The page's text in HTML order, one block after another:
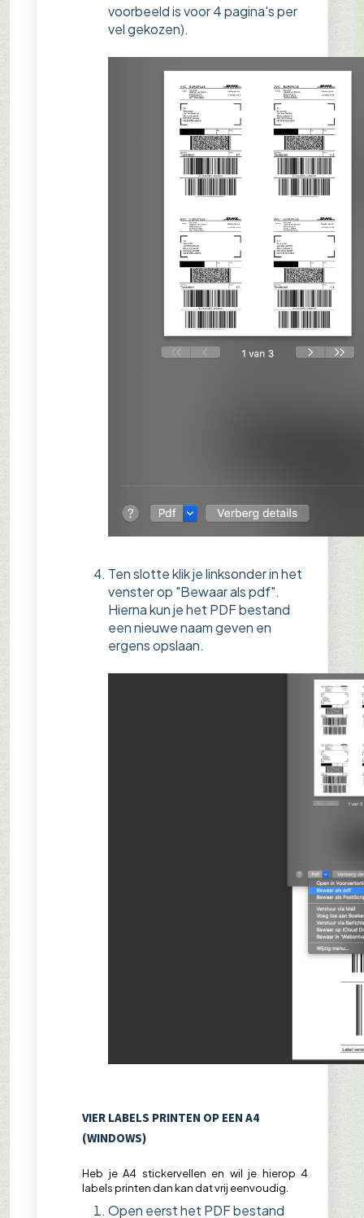
voorbeeld is voor 4 pagina's per
vel gekozen).
Ten slotte klik je linksonder in het
venster op "Bewaar als pdf".
Hierna kun je het PDF bestand
een nieuwe naam geven en
ergens opslaan.
VIER LABELS PRINTEN OP EEN A4
(WINDOWS)
Heb je A4 stickervellen en wil je hierop 4
labels printen dan kan dat vrij eenvoudig.
Open eerst het PDF bestand